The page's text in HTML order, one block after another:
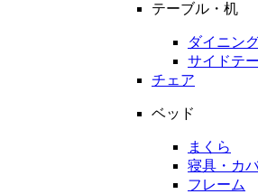
テーブル・机
ダイニン
サイドテ
チェア
ベッド
まくら
寝具・カ
フレーム